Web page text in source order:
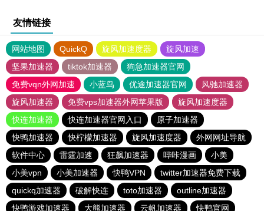
友情链接
网站地图 QuickQ 旋风加速度器
旋风加速
坚果加速器
tiktok加速器
狗急加速器官网
免费vqn外网加速
小蓝鸟 优途加速器官网
风驰加速器
旋风加速器
免费vps加速器外网苹果版
旋风加速度器
快连加速器
快连加速器官网入口
原子加速器
快鸭加速器
快柠檬加速器 旋风加速度器
外网网址导航
软件中心
雷霆加速 狂飙加速器 哔咔漫画
小美
小美vpn
小美加速器 快鸭VPN
twitter加速器免费下载
quickq加速器
破解快连 toto加速器
outline加速器
快鸭游戏加速器
大熊加速器 云帆加速器 快鸭官网